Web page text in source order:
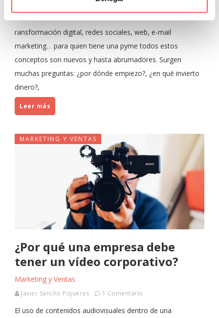
Javier Sancho Piqueras 1 Comentario
ransformación digital, redes sociales, web, e-mail
marketing… para quien tiene una pyme todos estos
conceptos son nuevos y hasta abrumadores. Surgen
muchas preguntas: ¿por dónde empiezo?, ¿en qué invierto
dinero?,
Leer más
MARKETING Y VENTAS
¿Por qué una empresa debe
tener un vídeo corporativo?
Marketing y Ventas
Javier Sancho Piqueras 1 Comentario
El uso de contenidos audiovisuales dentro de una